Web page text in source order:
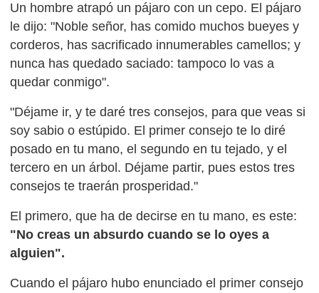
Un hombre atrapó un pájaro con un cepo. El pájaro
le dijo: "Noble señor, has comido muchos bueyes y
corderos, has sacrificado innumerables camellos; y
nunca has quedado saciado: tampoco lo vas a
quedar conmigo".
"Déjame ir, y te daré tres consejos, para que veas si
soy sabio o estúpido. El primer consejo te lo diré
posado en tu mano, el segundo en tu tejado, y el
tercero en un árbol. Déjame partir, pues estos tres
consejos te traerán prosperidad."
El primero, que ha de decirse en tu mano, es este:
"No creas un absurdo cuando se lo oyes a
alguien".
Cuando el pájaro hubo enunciado el primer consejo